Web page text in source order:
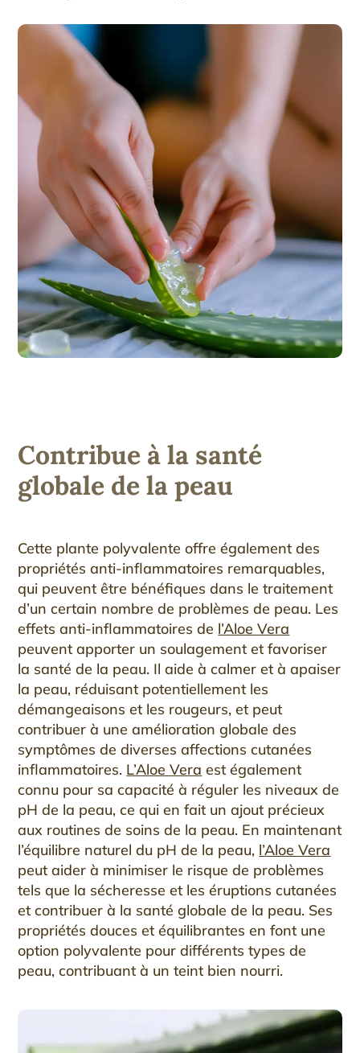
Contribue à la santé
globale de la peau
Cette plante polyvalente offre également des
propriétés anti-inflammatoires remarquables,
qui peuvent être bénéfiques dans le traitement
d’un certain nombre de problèmes de peau. Les
effets anti-inflammatoires de l’Aloe Vera
peuvent apporter un soulagement et favoriser
la santé de la peau. Il aide à calmer et à apaiser
la peau, réduisant potentiellement les
démangeaisons et les rougeurs, et peut
contribuer à une amélioration globale des
symptômes de diverses affections cutanées
inflammatoires. L’Aloe Vera est également
connu pour sa capacité à réguler les niveaux de
pH de la peau, ce qui en fait un ajout précieux
aux routines de soins de la peau. En maintenant
l’équilibre naturel du pH de la peau, l’Aloe Vera
peut aider à minimiser le risque de problèmes
tels que la sécheresse et les éruptions cutanées
et contribuer à la santé globale de la peau. Ses
propriétés douces et équilibrantes en font une
option polyvalente pour différents types de
peau, contribuant à un teint bien nourri.